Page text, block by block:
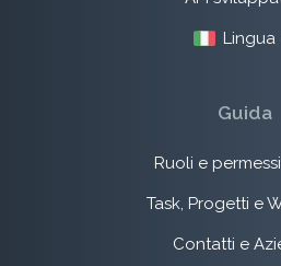
Lingua
Guida
Ruoli e
Task, Progetti e
Contatti e